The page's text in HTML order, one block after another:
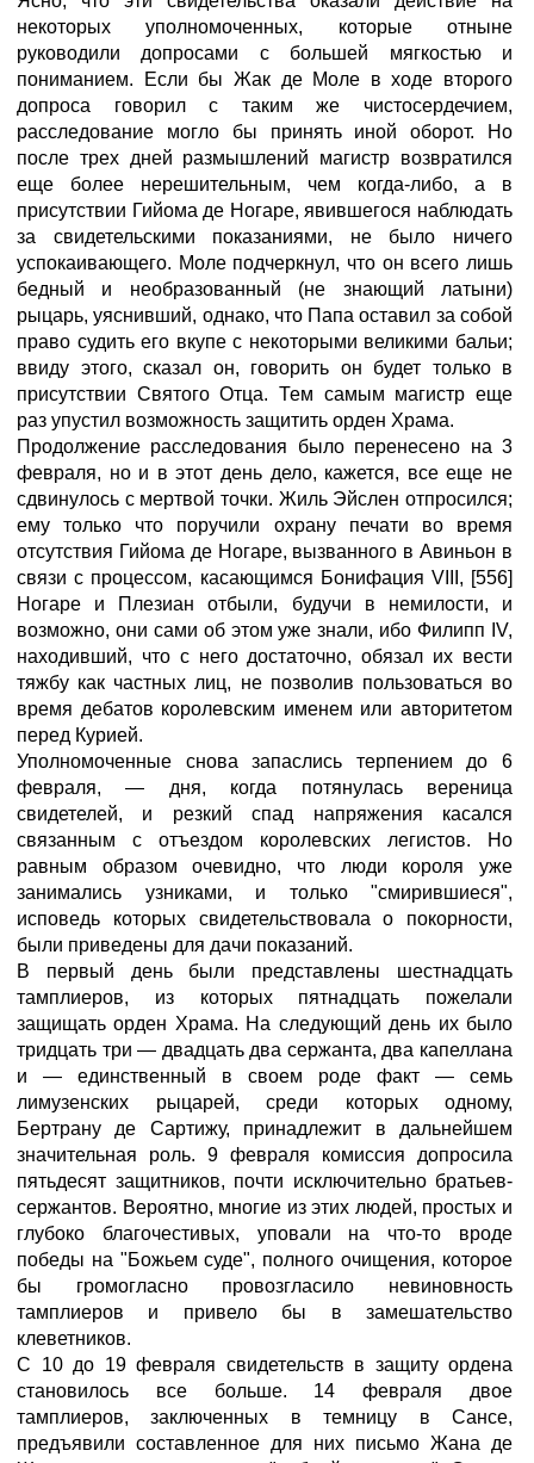
некоторых уполномоченных, которые отныне
руководили допросами с большей мягкостью и
пониманием. Если бы Жак де Моле в ходе второго
допроса говорил с таким же чистосердечием,
расследование могло бы принять иной оборот. Но
после трех дней размышлений магистр возвратился
еще более нерешительным, чем когда-либо, а в
присутствии Гийома де Ногаре, явившегося наблюдать
за свидетельскими показаниями, не было ничего
успокаивающего. Моле подчеркнул, что он всего лишь
бедный и необразованный (не знающий латыни)
рыцарь, уяснивший, однако, что Папа оставил за собой
право судить его вкупе с некоторыми великими бальи;
ввиду этого, сказал он, говорить он будет только в
присутствии Святого Отца. Тем самым магистр еще
раз упустил возможность защитить орден Храма.
Продолжение расследования было перенесено на 3
февраля, но и в этот день дело, кажется, все еще не
сдвинулось с мертвой точки. Жиль Эйслен отпросился;
ему только что поручили охрану печати во время
отсутствия Гийома де Ногаре, вызванного в Авиньон в
связи с процессом, касающимся Бонифация VIII, [556]
Ногаре и Плезиан отбыли, будучи в немилости, и
возможно, они сами об этом уже знали, ибо Филипп IV,
находивший, что с него достаточно, обязал их вести
тяжбу как частных лиц, не позволив пользоваться во
время дебатов королевским именем или авторитетом
перед Курией.
Уполномоченные снова запаслись терпением до 6
февраля, — дня, когда потянулась вереница
свидетелей, и резкий спад напряжения касался
связанным с отъездом королевских легистов. Но
равным образом очевидно, что люди короля уже
занимались узниками, и только "смирившиеся",
исповедь которых свидетельствовала о покорности,
были приведены для дачи показаний.
В первый день были представлены шестнадцать
тамплиеров, из которых пятнадцать пожелали
защищать орден Храма. На следующий день их было
тридцать три — двадцать два сержанта, два капеллана
и — единственный в своем роде факт — семь
лимузенских рыцарей, среди которых одному,
Бертрану де Сартижу, принадлежит в дальнейшем
значительная роль. 9 февраля комиссия допросила
пятьдесят защитников, почти исключительно братьев-
сержантов. Вероятно, многие из этих людей, простых и
глубоко благочестивых, уповали на что-то вроде
победы на "Божьем суде", полного очищения, которое
бы громогласно провозгласило невиновность
тамплиеров и привело бы в замешательство
клеветников.
С 10 до 19 февраля свидетельств в защиту ордена
становилось все больше. 14 февраля двое
тамплиеров, заключенных в темницу в Сансе,
предъявили составленное для них письмо Жана де